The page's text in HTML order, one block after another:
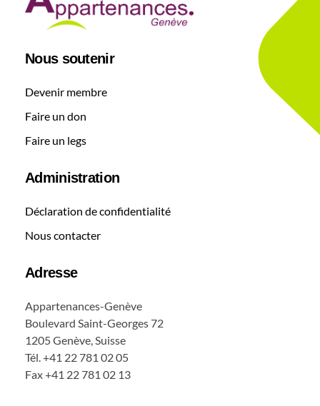
Nous soutenir
Devenir membre
Faire un don
Faire un legs
Administration
Déclaration de confidentialité
Nous contacter
Adresse
Appartenances-Genève
Boulevard Saint-Georges 72
1205 Genève, Suisse
Tél. +41 22 781 02 05
Fax +41 22 781 02 13